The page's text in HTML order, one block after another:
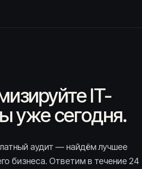
IT-
уже сегодня.
аудит — найдём лучшее
бизнеса. Ответим в течение 24